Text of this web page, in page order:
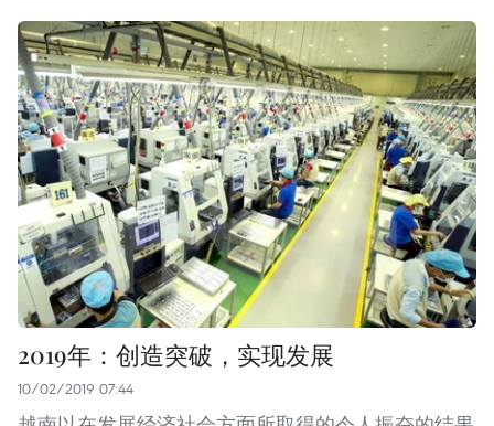
2019年：创造突破，实现发展
10/02/2019 07:44